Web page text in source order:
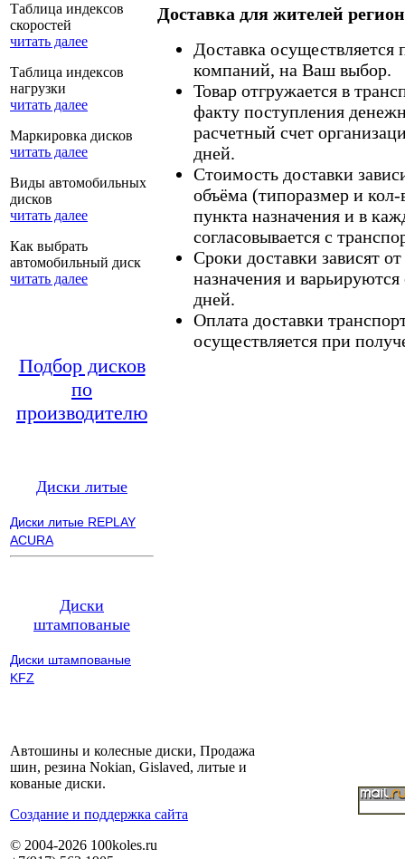
Таблица индексов
скоростей
читать далее
Таблица индексов
нагрузки
читать далее
Маркировка дисков
читать далее
Виды автомобильных
дисков
читать далее
Как выбрать
автомобильный диск
читать далее
Подбор дисков
по
производителю
Диски литые
Диски литые REPLAY
ACURA
Диски
штампованые
Диски штампованые
KFZ
Доставка для жителей
Доставка
компаний, на Ваш выбор.
Товар отгружается в
факту поступления
расчетный счет
дней.
Стоимость доставки
объёма (типоразмер и кол-
пункта назначения и в
согласовывается с
Сроки доставки зависят
назначения и
дней.
Оплата доставки
осуществляется при
Автошины и колесные диски, Продажа
шин, резина Nokian, Gislaved, литые и
кованые диски.
Cоздание и поддержка сайта
© 2004-2026 100koles.ru